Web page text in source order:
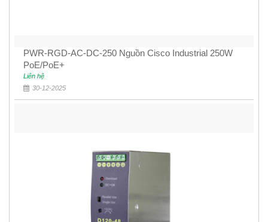
PWR-RGD-AC-DC-250 Nguồn Cisco Industrial 250W
PoE/PoE+
Liên hệ
30-12-2025